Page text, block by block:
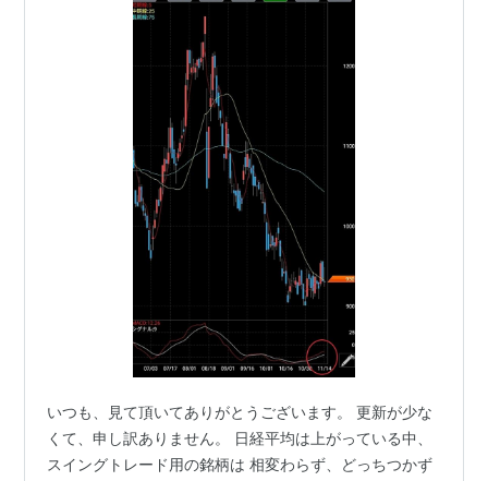
いつも、見て頂いてありがとうございます。 更新が少な
くて、申し訳ありません。 日経平均は上がっている中、
スイングトレード用の銘柄は 相変わらず、どっちつかず